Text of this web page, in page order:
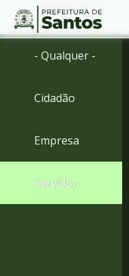
Ir
menu
para
Conteúdo
- Qualquer -
Cidadão
Empresa
Servidor